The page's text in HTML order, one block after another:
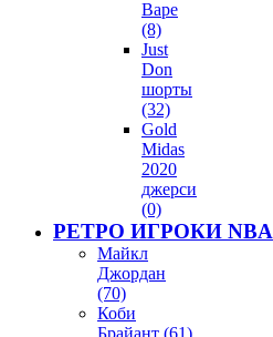
Bape
(8)
Just
Don
шорты
(32)
Gold
Midas
2020
джерси
(0)
РЕТРО ИГРОКИ NBA
Майкл
Джордан
(70)
Коби
Брайант (61)